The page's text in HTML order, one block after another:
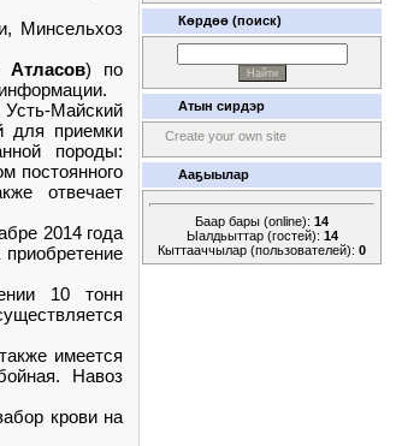
Минсельхоз
) по
Майский
для приемки
породы:
постоянного
отвечает
2014 года
10 тонн
имеется
Навоз
крови на
Көрдөө (поиск)
Атын сирдэр
Create your own site
Ааҕыылар
Баар бары (online): 14
Ыалдьыттар (гостей): 14
Кыттааччылар (пользователей): 0